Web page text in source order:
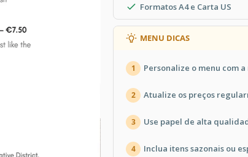
Formatos A4 e Carta US
MENU DICAS
1 Personalize o menu com
2 Atualize os preços
3 Use papel de alta
4 Inclua itens sazonais ou